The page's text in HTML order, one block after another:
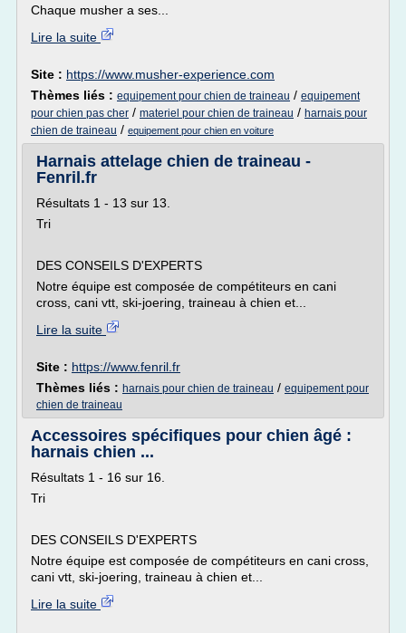
Chaque musher a ses...
Lire la suite
Site : https://www.musher-experience.com
Thèmes liés : equipement pour chien de traineau / equipement
pour chien pas cher / materiel pour chien de traineau / harnais pour
chien de traineau / equipement pour chien en voiture
Harnais attelage chien de traineau -
Fenril.fr
Résultats 1 - 13 sur 13.
Tri
DES CONSEILS D'EXPERTS
Notre équipe est composée de compétiteurs en cani
cross, cani vtt, ski-joering, traineau à chien et...
Lire la suite
Site : https://www.fenril.fr
Thèmes liés : harnais pour chien de traineau / equipement pour
chien de traineau
Accessoires spécifiques pour chien âgé :
harnais chien ...
Résultats 1 - 16 sur 16.
Tri
DES CONSEILS D'EXPERTS
Notre équipe est composée de compétiteurs en cani cross,
cani vtt, ski-joering, traineau à chien et...
Lire la suite